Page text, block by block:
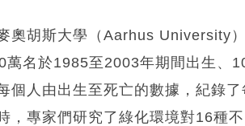
奧胡斯大學（Aarhus University
萬名於1985至2003年期間出生、
個人由出生至死亡的數據，紀錄
，專家們研究了綠化環境對16種